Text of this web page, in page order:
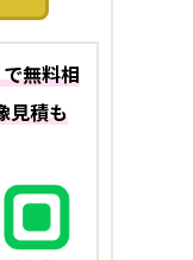
無料相
見積も